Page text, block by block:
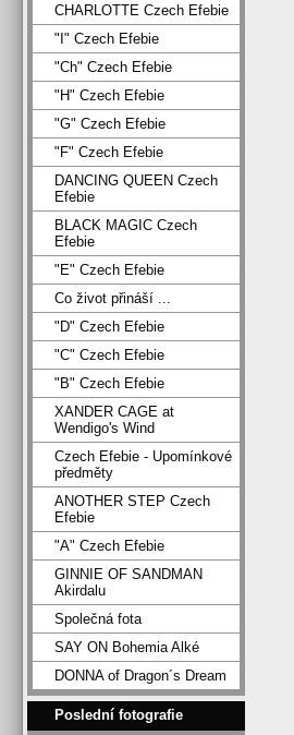
CHARLOTTE Czech Efebie
"I" Czech Efebie
"Ch" Czech Efebie
"H" Czech Efebie
"G" Czech Efebie
"F" Czech Efebie
DANCING QUEEN Czech
Efebie
BLACK MAGIC Czech
Efebie
"E" Czech Efebie
Co život přináší ...
"D" Czech Efebie
"C" Czech Efebie
"B" Czech Efebie
XANDER CAGE at
Wendigo's Wind
Czech Efebie - Upomínkové
předměty
ANOTHER STEP Czech
Efebie
"A" Czech Efebie
GINNIE OF SANDMAN
Akirdalu
Společná fota
SAY ON Bohemia Alké
DONNA of Dragon´s Dream
Poslední fotografie